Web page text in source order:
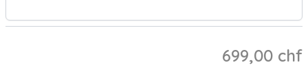
699,00 chf